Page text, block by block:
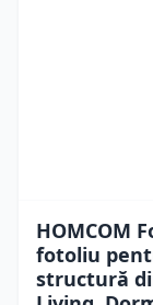
HOMCOM
fotoliu
structură